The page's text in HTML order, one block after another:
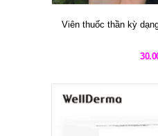
Viên thuốc thần kỳ